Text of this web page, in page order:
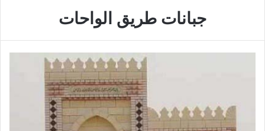
جبانات طريق الواحات